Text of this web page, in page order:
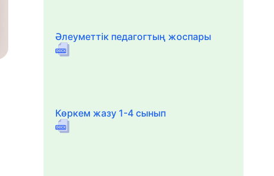
Әлеуметтік педагогтың жоспары
Көркем жазу 1-4 сынып